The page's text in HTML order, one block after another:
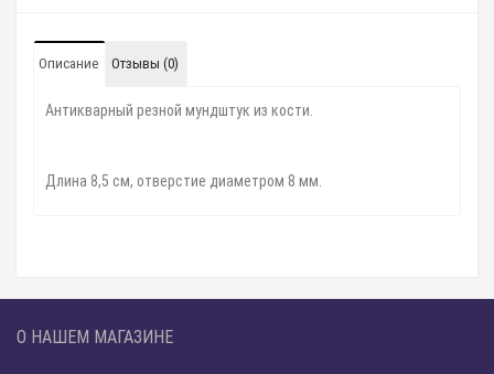
Описание Отзывы (0)
Антикварный резной мундштук из кости.
Длина 8,5 см, отверстие диаметром 8 мм.
О НАШЕМ МАГАЗИНЕ